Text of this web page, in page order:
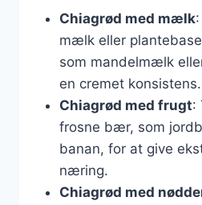
Chiagrød med mælk:
mælk eller
som mandelmælk
en cremet konsistens.
Chiagrød med frugt:
frosne bær, som
banan, for at give
næring.
Chiagrød med